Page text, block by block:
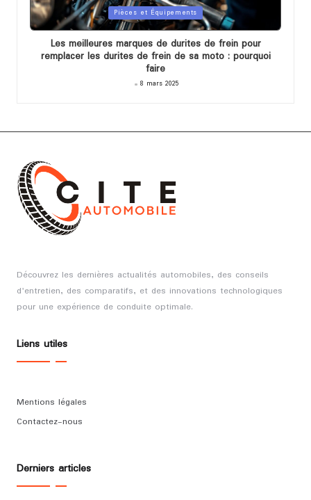
Posted
in
Pièces et Équipements
Les meilleures marques de durites de frein pour
remplacer les durites de frein de sa moto : pourquoi
faire
8 mars 2025
Découvrez les dernières actualités automobiles, des conseils
d'entretien, des comparatifs, et des innovations technologiques
pour une expérience de conduite optimale.
Liens utiles
Mentions légales
Contactez-nous
Derniers articles